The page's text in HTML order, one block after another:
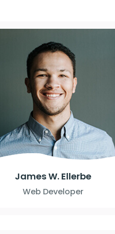
James W. Ellerbe
Web Developer